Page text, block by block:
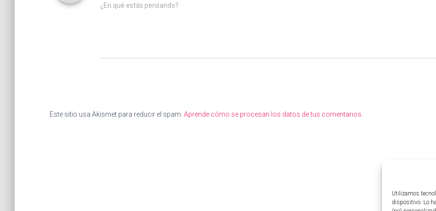
Utilizamos
dispositivo. Lo
¿En qué estás pensando?
Este sitio usa Akismet para reducir el spam. Aprende cómo se procesan los datos de tus comentarios.